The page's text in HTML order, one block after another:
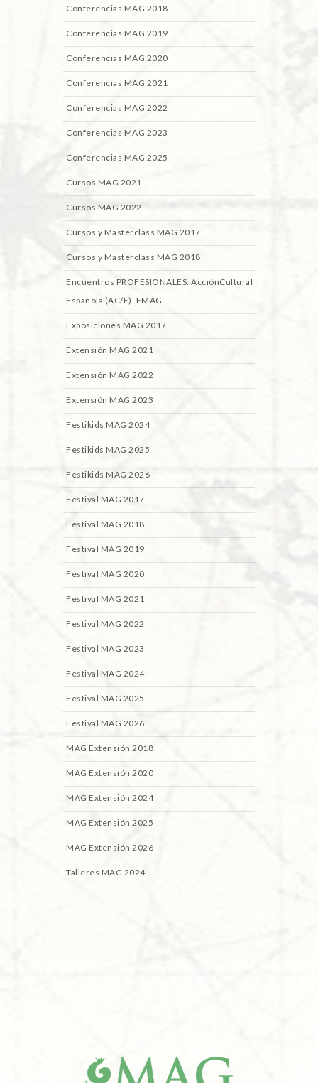
Conferencias MAG 2018
Conferencias MAG 2019
Conferencias MAG 2020
Conferencias MAG 2021
Conferencias MAG 2022
Conferencias MAG 2023
Conferencias MAG 2025
Cursos MAG 2021
Cursos MAG 2022
Cursos y Masterclass MAG 2017
Cursos y Masterclass MAG 2018
Encuentros PROFESIONALES. AcciónCultural
Española (AC/E). FMAG
Exposiciones MAG 2017
Extensión MAG 2021
Extensión MAG 2022
Extensión MAG 2023
Festikids MAG 2024
Festikids MAG 2025
Festikids MAG 2026
Festival MAG 2017
Festival MAG 2018
Festival MAG 2019
Festival MAG 2020
Festival MAG 2021
Festival MAG 2022
Festival MAG 2023
Festival MAG 2024
Festival MAG 2025
Festival MAG 2026
MAG Extensión 2018
MAG Extensión 2020
MAG Extensión 2024
MAG Extensión 2025
MAG Extensión 2026
Talleres MAG 2024